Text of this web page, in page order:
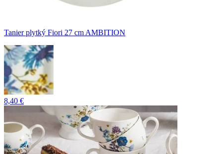
Tanier plytký Fiori 27 cm AMBITION
8,40 €